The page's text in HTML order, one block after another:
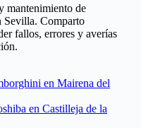
mantenimiento de
Sevilla. Comparto
fallos, errores y averías
en Mairena del
en Castilleja de la